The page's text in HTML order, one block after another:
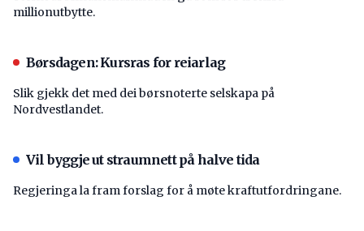
millionutbytte.
Børsdagen: Kursras for reiarlag
Slik gjekk det med dei børsnoterte selskapa på
Nordvestlandet.
Vil byggje ut straumnett på halve tida
Regjeringa la fram forslag for å møte kraftutfordringane.